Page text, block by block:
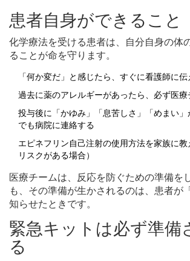
患者自身ができること
化学療法を受ける患者は、自分自身の体
ることが命を守ります。
「何か変だ」と感じたら、すぐに看護師に伝
過去に薬のアレルギーがあったら、必ず医
投与後に「かゆみ」「息苦しさ」「めまい
でも病院に連絡する
エピネフリン自己注射の使用方法を家族に
リスクがある場合）
医療チームは、反応を防ぐための準備を
も、その準備が生かされるのは、患者が
知らせたときです。
緊急キットは必ず準備
る